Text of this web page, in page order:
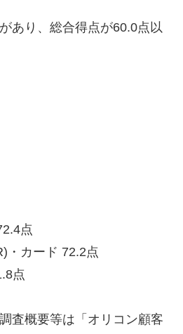
あり、総合得点が60.0点以
点
・カード 72.2点
点
査概要等は「オリコン顧客